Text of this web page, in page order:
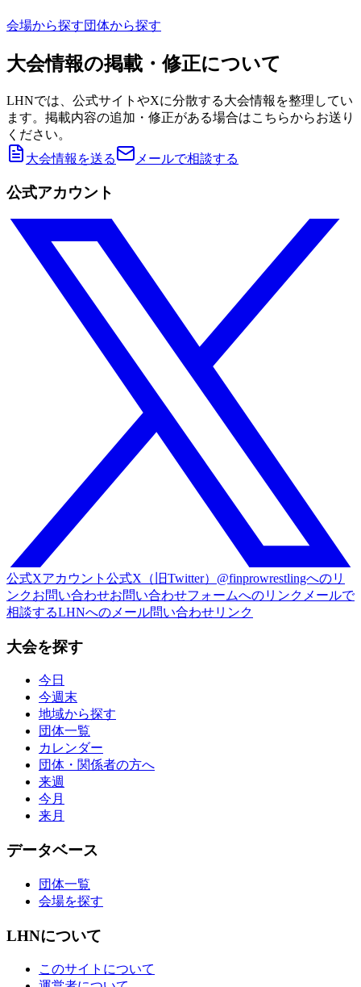
会場から探す団体から探す
大会情報の掲載・修正について
LHNでは、公式サイトやXに分散する大会情報を整理してい
ます。掲載内容の追加・修正がある場合はこちらからお送り
ください。
大会情報を送る
メールで相談する
公式アカウント
公式Xアカウント 公式X（旧Twitter）@finprowrestlingへのリ
ンクお問い合わせお問い合わせフォームへのリンク メールで
相談するLHNへのメール問い合わせリンク
大会を探す
今日
今週末
地域から探す
団体一覧
カレンダー
団体・関係者の方へ
来週
今月
来月
データベース
団体一覧
会場を探す
LHNについて
このサイトについて